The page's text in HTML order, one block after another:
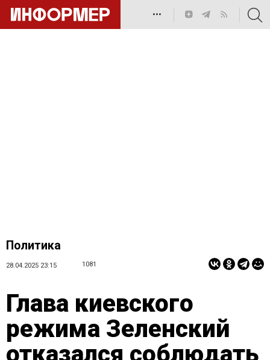
•••
Политика
28.04.2025 23:15 1081
Глава киевского
режима Зеленский
отказался соблюдать